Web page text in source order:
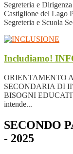
Segreteria e
Castiglione del Lago
Segreteria e Scuola
Includiamo!
ORIENTAMENTO
SECONDARIA DI
BISOGNI
intende...
SECONDO
- 2025